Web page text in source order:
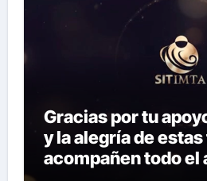
Gracias por tu
y la alegría de
acompañen todo el